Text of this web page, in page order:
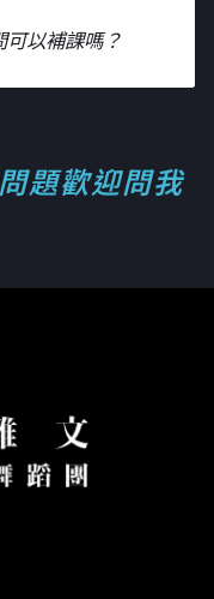
以補課嗎？
題歡迎問我